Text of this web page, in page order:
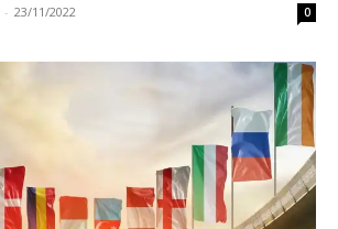
- 23/11/2022 0